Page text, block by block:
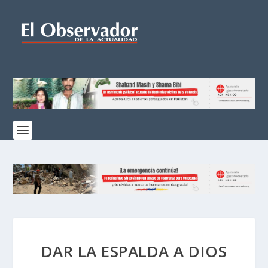
DAR LA ESPALDA A DIOS